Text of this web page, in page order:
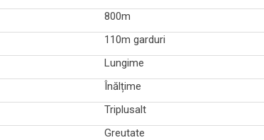
800m
110m garduri
Lungime
Înălțime
Triplusalt
Greutate